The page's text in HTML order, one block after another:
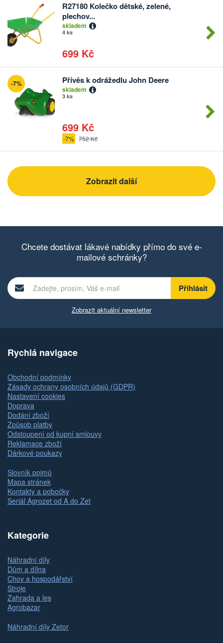
R27180 Kolečko dětské, zelené,
plechov...
skladem
4 ks
699 Kč
Počet
Přívěs k odrážedlu John Deere
-7%
skladem
3 ks
699 Kč
-7% 752 Kč
Počet
kusů
Zobrazit další
Chcete dostávat lákavé nabídky přímo do své e-
mailové schránky?
Zobrazit aktuální newsletter
Rychlá navigace
Obchodní podmínky
Zásady ochrany osobních údajů (GDPR)
Nastavení cookies
Doprava
Dodání zboží
Způsob platby
Odstoupení od kupní smlouvy
Reklamace zboží
Dárkové poukazy
Slovník pojmů
Mapa stránek
Kontakty a pobočky
Seriál Agrozet od A do Zet
Kategorie
Náhradní díly
Dům a dílna
Chov a hospodářství
Stroje
Zahrada a les
Agrobazar
Náhradní díly Zetor